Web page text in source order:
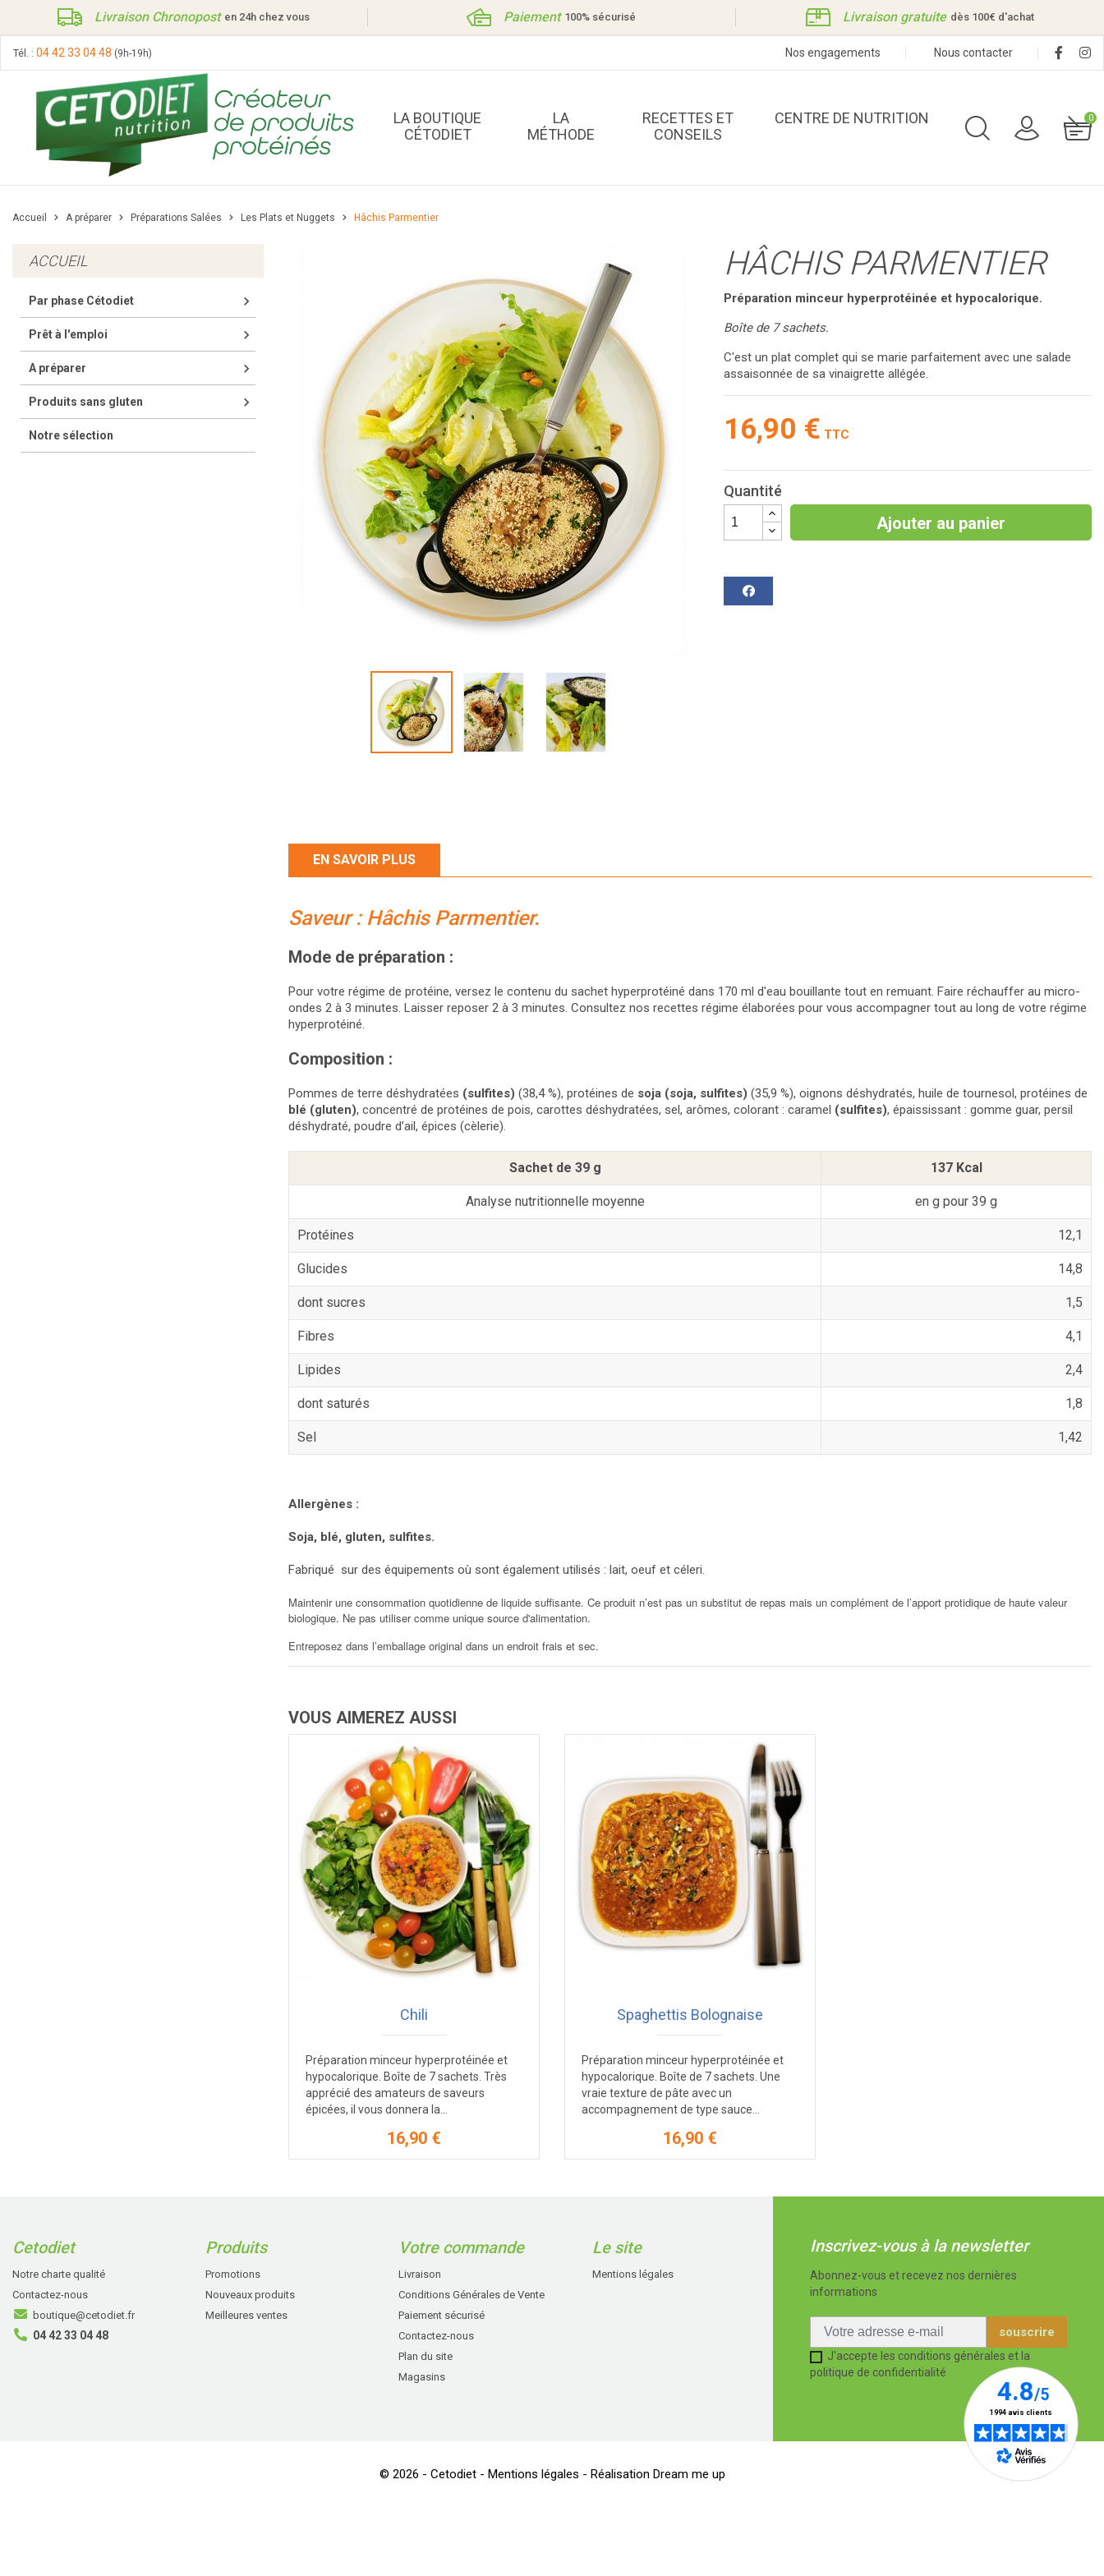
Livraison Chronopost en 24h chez vous Paiement 100% sécurisé Livraison gratuite dès 100€ d'achat
Tél. : 04 42 33 04 48 (9h-19h) Nos engagements Nous contacter
LA BOUTIQUE
CÉTODIET
2 - Phase de transition
Divers
Compléments alimentaires
Gâteaux et snacking
Plats préparés Phase de stabilisation
Préparations Salées
Préparations Sucrées
Préparations Sucrées
LA
MÉTHODE
RECETTES ET
CONSEILS
CENTRE DE NUTRITION 0
Accueil A préparer Préparations Salées Les Plats et Nuggets Hâchis Parmentier
ACCUEIL
Par phase Cétodiet keyboard_arrow_right
Prêt à l'emploi keyboard_arrow_right
A préparer keyboard_arrow_right
Produits sans gluten keyboard_arrow_right
Notre sélection
HÂCHIS PARMENTIER
Préparation minceur hyperprotéinée et hypocalorique.
Boîte de 7 sachets.
C'est un plat complet qui se marie parfaitement avec une salade
assaisonnée de sa vinaigrette allégée.
16,90 € TTC
Quantité
Ajouter au panier
Partager
EN SAVOIR PLUS
Saveur : Hâchis Parmentier.
Mode de préparation :
Pour votre régime de protéine, versez le contenu du sachet hyperprotéiné dans 170 ml d'eau bouillante tout en remuant. Faire réchauffer au micro-
ondes 2 à 3 minutes. Laisser reposer 2 à 3 minutes. Consultez nos recettes régime élaborées pour vous accompagner tout au long de votre régime
hyperprotéiné.
Composition :
Pommes de terre déshydratées (sulfites) (38,4 %), protéines de soja (soja, sulfites) (35,9 %), oignons déshydratés, huile de tournesol, protéines de
blé (gluten), concentré de protéines de pois, carottes déshydratées, sel, arômes, colorant : caramel (sulfites), épaississant : gomme guar, persil
déshydraté, poudre d’ail, épices (cèlerie).
Sachet de 39 g 137 Kcal
Analyse nutritionnelle moyenne en g pour 39 g
Protéines 12,1
Glucides 14,8
dont sucres 1,5
Fibres 4,1
Lipides 2,4
dont saturés 1,8
Sel 1,42
Allergènes :
Soja, blé, gluten, sulfites.
Fabriqué sur des équipements où sont également utilisés : lait, oeuf et céleri.
Maintenir une consommation quotidienne de liquide suffisante. Ce produit n’est pas un substitut de repas mais un complément de l’apport protidique de haute valeur
biologique. Ne pas utiliser comme unique source d'alimentation.
Entreposez dans l’emballage original dans un endroit frais et sec.
VOUS AIMEREZ AUSSI
Chili
Préparation minceur hyperprotéinée et
hypocalorique. Boîte de 7 sachets. Très
apprécié des amateurs de saveurs
épicées, il vous donnera la...
Prix
16,90 €
Spaghettis Bolognaise
Préparation minceur hyperprotéinée et
hypocalorique. Boîte de 7 sachets. Une
vraie texture de pâte avec un
accompagnement de type sauce...
Prix
16,90 €
Cetodiet
Notre charte qualité
Contactez-nous
boutique@cetodiet.fr
04 42 33 04 48
Produits
Promotions
Nouveaux produits
Meilleures ventes
Votre commande
Livraison
Conditions Générales de Vente
Paiement sécurisé
Contactez-nous
Plan du site
Magasins
Le site
Mentions légales
Inscrivez-vous à la newsletter
Abonnez-vous et recevez nos dernières
informations
J'accepte les conditions générales et la
politique de confidentialité
© 2026 - Cetodiet - Mentions légales - Réalisation Dream me up